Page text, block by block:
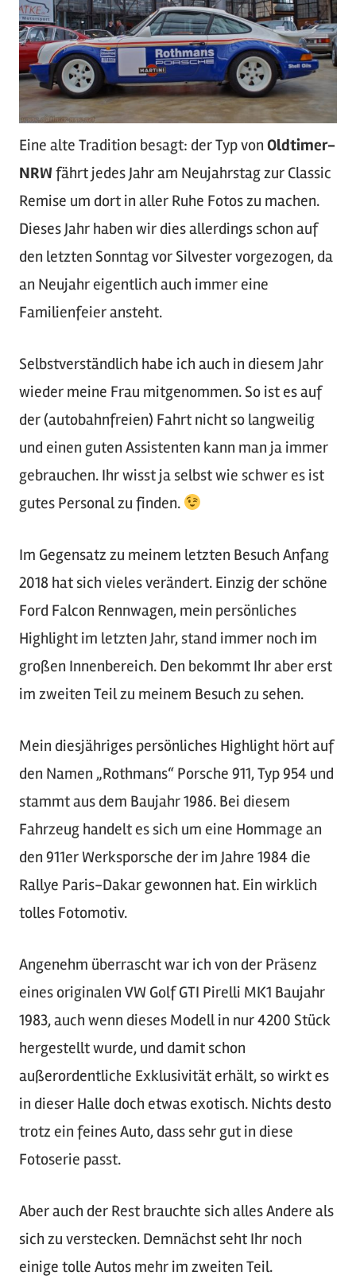
Eine alte Tradition besagt: der Typ von Oldtimer-
NRW fährt jedes Jahr am Neujahrstag zur Classic
Remise um dort in aller Ruhe Fotos zu machen.
Dieses Jahr haben wir dies allerdings schon auf
den letzten Sonntag vor Silvester vorgezogen, da
an Neujahr eigentlich auch immer eine
Familienfeier ansteht.
Selbstverständlich habe ich auch in diesem Jahr
wieder meine Frau mitgenommen. So ist es auf
der (autobahnfreien) Fahrt nicht so langweilig
und einen guten Assistenten kann man ja immer
gebrauchen. Ihr wisst ja selbst wie schwer es ist
gutes Personal zu finden.
Im Gegensatz zu meinem letzten Besuch Anfang
2018 hat sich vieles verändert. Einzig der schöne
Ford Falcon Rennwagen, mein persönliches
Highlight im letzten Jahr, stand immer noch im
großen Innenbereich. Den bekommt Ihr aber erst
im zweiten Teil zu meinem Besuch zu sehen.
Mein diesjähriges persönliches Highlight hört auf
den Namen „Rothmans“ Porsche 911, Typ 954 und
stammt aus dem Baujahr 1986. Bei diesem
Fahrzeug handelt es sich um eine Hommage an
den 911er Werksporsche der im Jahre 1984 die
Rallye Paris-Dakar gewonnen hat. Ein wirklich
tolles Fotomotiv.
Angenehm überrascht war ich von der Präsenz
eines originalen VW Golf GTI Pirelli MK1 Baujahr
1983, auch wenn dieses Modell in nur 4200 Stück
hergestellt wurde, und damit schon
außerordentliche Exklusivität erhält, so wirkt es
in dieser Halle doch etwas exotisch. Nichts desto
trotz ein feines Auto, dass sehr gut in diese
Fotoserie passt.
Aber auch der Rest brauchte sich alles Andere als
sich zu verstecken. Demnächst seht Ihr noch
einige tolle Autos mehr im zweiten Teil.